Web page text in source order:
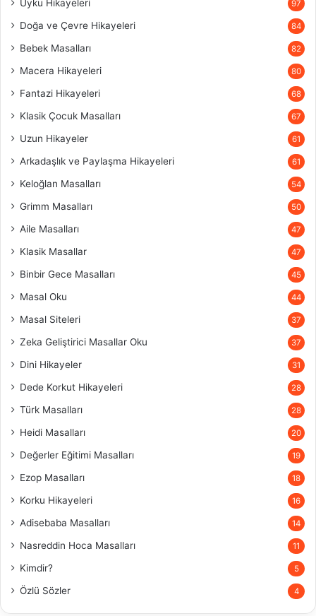
Uyku Hikayeleri 97
Doğa ve Çevre Hikayeleri 84
Bebek Masalları 82
Macera Hikayeleri 80
Fantazi Hikayeleri 68
Klasik Çocuk Masalları 67
Uzun Hikayeler 61
Arkadaşlık ve Paylaşma Hikayeleri 61
Keloğlan Masalları 54
Grimm Masalları 50
Aile Masalları 47
Klasik Masallar 47
Binbir Gece Masalları 45
Masal Oku 44
Masal Siteleri 37
Zeka Geliştirici Masallar Oku 37
Dini Hikayeler 31
Dede Korkut Hikayeleri 28
Türk Masalları 28
Heidi Masalları 20
Değerler Eğitimi Masalları 19
Ezop Masalları 18
Korku Hikayeleri 16
Adisebaba Masalları 14
Nasreddin Hoca Masalları 11
Kimdir? 5
Özlü Sözler 4